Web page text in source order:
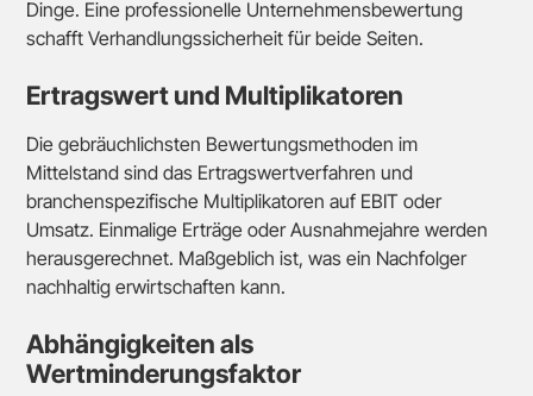
Dinge. Eine professionelle Unternehmensbewertung
schafft Verhandlungssicherheit für beide Seiten.
Ertragswert und Multiplikatoren
Die gebräuchlichsten Bewertungsmethoden im
Mittelstand sind das Ertragswertverfahren und
branchenspezifische Multiplikatoren auf EBIT oder
Umsatz. Einmalige Erträge oder Ausnahmejahre werden
herausgerechnet. Maßgeblich ist, was ein Nachfolger
nachhaltig erwirtschaften kann.
Abhängigkeiten als
Wertminderungsfaktor